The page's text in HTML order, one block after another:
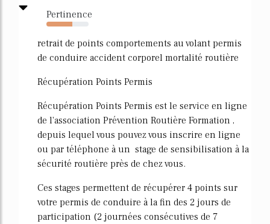
Pertinence
61%
retrait de points comportements au volant permis
de conduire accident corporel mortalité routière
Récupération Points Permis
Récupération Points Permis est le service en ligne
de l'association Prévention Routière Formation ,
depuis lequel vous pouvez vous inscrire en ligne
ou par téléphone à un stage de sensibilisation à la
sécurité routière près de chez vous.
Ces stages permettent de récupérer 4 points sur
votre permis de conduire à la fin des 2 jours de
participation (2 journées consécutives de 7